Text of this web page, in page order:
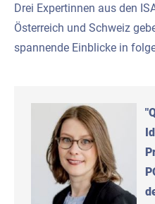
Drei Expertinnen aus den
Österreich und Schweiz
spannende Einblicke in